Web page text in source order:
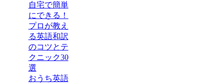
自宅で簡単
にできる！
プロが教え
る英語和訳
のコツとテ
クニック30
選
おうち英語